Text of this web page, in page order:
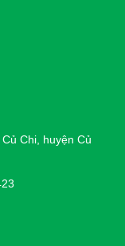
Chi, huyện Củ